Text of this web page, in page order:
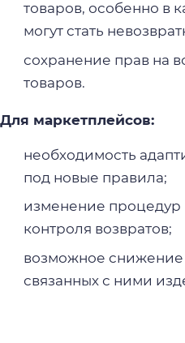
товаров, особенно в
могут стать
сохранение прав на
товаров.
Для маркетплейсов:
необходимость
под новые правила;
изменение
контроля возвратов;
возможное снижение
связанных с ними